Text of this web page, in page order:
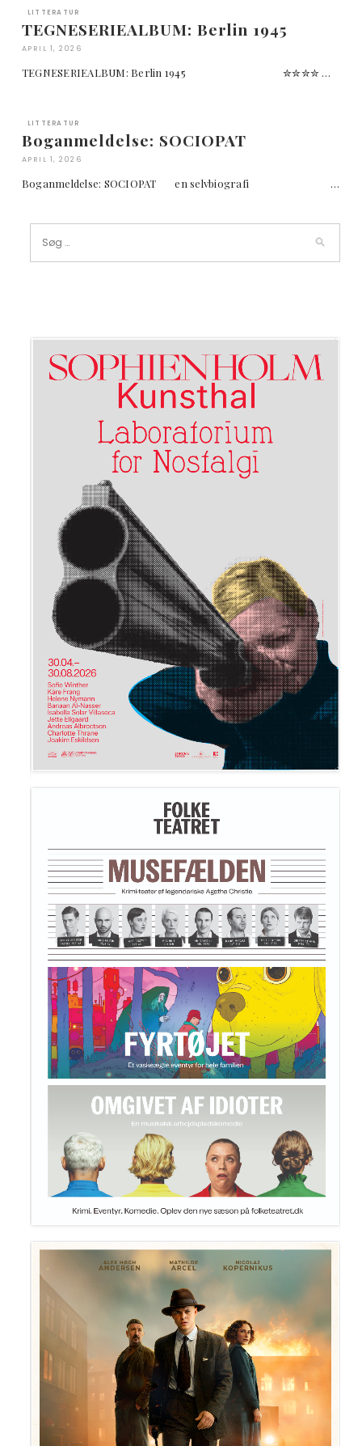
LITTERATUR
TEGNESERIEALBUM: Berlin 1945
APRIL 1, 2026
TEGNESERIEALBUM: Berlin 1945 ✮✮✮✮ …
LITTERATUR
Boganmeldelse: SOCIOPAT
APRIL 1, 2026
Boganmeldelse: SOCIOPAT en selvbiografi …